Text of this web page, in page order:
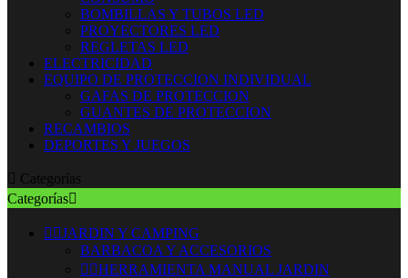
BOMBILLAS Y TUBOS LED
PROYECTORES LED
REGLETAS LED
ELECTRICIDAD
EQUIPO DE PROTECCION INDIVIDUAL
GAFAS DE PROTECCION
GUANTES DE PROTECCION
RECAMBIOS
DEPORTES Y JUEGOS
 Categorías
Categorías
 JARDIN Y CAMPING
BARBACOA Y ACCESORIOS
 HERRAMIENTA MANUAL JARDIN